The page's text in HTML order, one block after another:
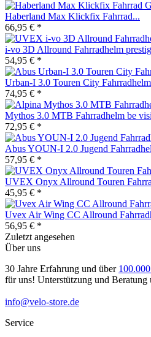
Haberland Max Klickfix Fahrrad...
66,95 € *
i-vo 3D Allround Fahrradhelm
54,95 € *
Urban-I 3.0 Touren City
74,95 € *
Mythos 3.0 MTB Fahrradhelm be
72,95 € *
Abus YOUN-I 2.0 Jugend
57,95 € *
UVEX Onyx Allround Touren
45,95 € *
Uvex Air Wing CC Allround
56,95 € *
Zuletzt angesehen
Über uns
30 Jahre Erfahrung und über
für uns! Unterstützung und Beratung
info@velo-store.de
Service